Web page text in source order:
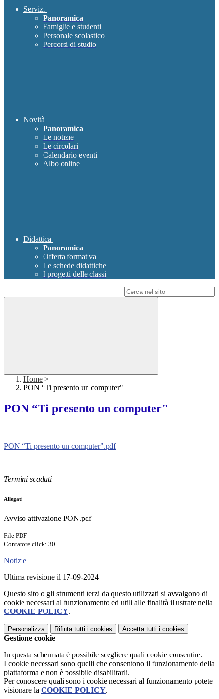
Servizi
Panoramica
Famiglie e studenti
Personale scolastico
Percorsi di studio
Novità
Panoramica
Le notizie
Le circolari
Calendario eventi
Albo online
Didattica
Panoramica
Offerta formativa
Le schede didattiche
I progetti delle classi
Home >
PON “Ti presento un computer"
PON “Ti presento un computer"
PON “Ti presento un computer".pdf
Termini scaduti
Allegati
Avviso attivazione PON.pdf
File PDF
Contatore click: 30
Notizie
Ultima revisione il 17-09-2024
Questo sito o gli strumenti terzi da questo utilizzati si avvalgono di
cookie necessari al funzionamento ed utili alle finalità illustrate nella
COOKIE POLICY.
Personalizza Rifiuta tutti i cookies Accetta tutti i cookies
Gestione cookie
In questa schermata è possibile scegliere quali cookie consentire.
I cookie necessari sono quelli che consentono il funzionamento della
piattaforma e non è possibile disabilitarli.
Per conoscere quali sono i cookie necessari al funzionamento potete
visionare la COOKIE POLICY.